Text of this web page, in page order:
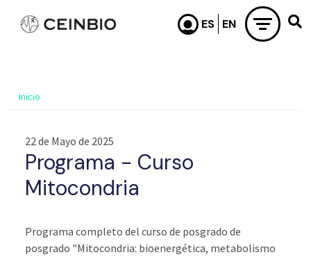
Pasar al contenido principal
Inicio
22 de Mayo de 2025
Programa - Curso
Mitocondria
Programa completo del curso de posgrado de
posgrado "Mitocondria: bioenergética, metabolismo